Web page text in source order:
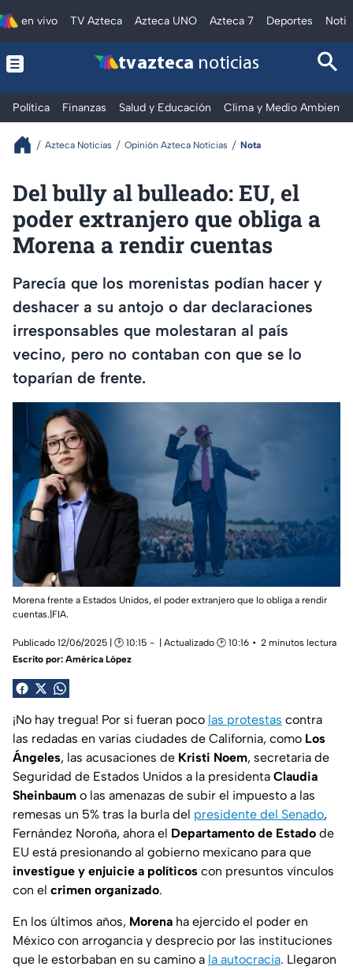
en vivo TV Azteca Azteca UNO Azteca 7 Deportes
tv azteca noticias
Política Finanzas Salud y Educación Clima y Medio Ambiente
Azteca Noticias Opinión Azteca Noticias Nota
Del bully al bulleado: EU, el
poder extranjero que obliga a
Morena a rendir cuentas
Parecía que los morenistas podían hacer y
deshacer a su antojo o dar declaraciones
irresponsables que molestaran al país
vecino, pero no contaban con que se lo
toparían de frente.
Morena frente a Estados Unidos, el poder extranjero que lo obliga a rendir
cuentas.|FIA.
Publicado 12/06/2025 | 🕑 10:15 | Actualizado 🕑 10:16
2 minutos lectura
Escrito por: América López
¡No hay tregua! Por si fueran poco las protestas contra
las redadas en varias ciudades de California, como Los
Ángeles, las acusaciones de Kristi Noem, secretaria de
Seguridad de Estados Unidos a la presidenta Claudia
Sheinbaum o las amenazas de subir el impuesto a las
remesas un 5% tras la burla del presidente del Senado,
Fernández Noroña, ahora el Departamento de Estado de
EU está presionando al gobierno mexicano para que
investigue y enjuicie a políticos con presuntos vínculos
con el crimen organizado.
En los últimos años, Morena ha ejercido el poder en
México con arrogancia y desprecio por las instituciones
que le estorbaban en su camino a la autocracia. Llegaron